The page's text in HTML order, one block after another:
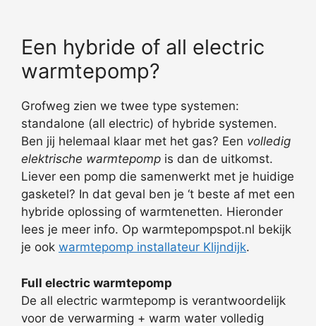
Een hybride of all electric
warmtepomp?
Grofweg zien we twee type systemen:
standalone (all electric) of hybride systemen.
Ben jij helemaal klaar met het gas? Een volledig
elektrische warmtepomp is dan de uitkomst.
Liever een pomp die samenwerkt met je huidige
gasketel? In dat geval ben je ‘t beste af met een
hybride oplossing of warmtenetten. Hieronder
lees je meer info. Op warmtepompspot.nl bekijk
je ook warmtepomp installateur Klijndijk.
Full electric warmtepomp
De all electric warmtepomp is verantwoordelijk
voor de verwarming + warm water volledig